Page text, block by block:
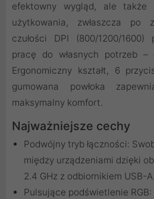
efektowny wygląd, ale także
użytkowania, zwłaszcza po
czułości DPI (800/1200/1600)
pracę do własnych potrzeb –
Ergonomiczny kształt, 6
gumowana powłoka
maksymalny komfort.
Najważniejsze cechy
Podwójny tryb łączności:
między urządzeniami dzięki
2.4 GHz z odbiornikiem USB-A.
Pulsujące podświetlenie